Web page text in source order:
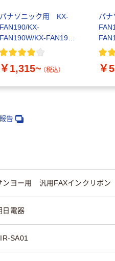
パナソニック用 KX-
FAN190/KX-
FAN190W/KX-FAN191
シリーズ
￥1,315~ （税込）
パ
シリ
￥
告
ンヨー用 汎用FAXインクリボ
日電器
SA01